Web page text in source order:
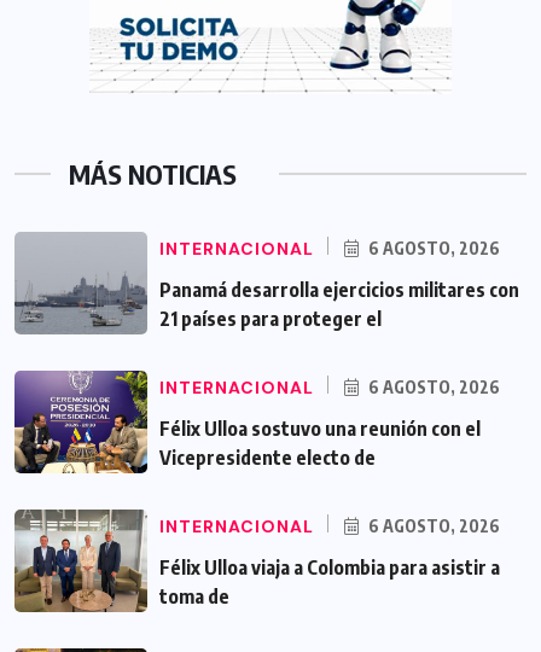
MÁS NOTICIAS
INTERNACIONAL 6 AGOSTO, 2026
Panamá desarrolla ejercicios militares con
21 países para proteger el
INTERNACIONAL 6 AGOSTO, 2026
Félix Ulloa sostuvo una reunión con el
Vicepresidente electo de
INTERNACIONAL 6 AGOSTO, 2026
Félix Ulloa viaja a Colombia para asistir a
toma de